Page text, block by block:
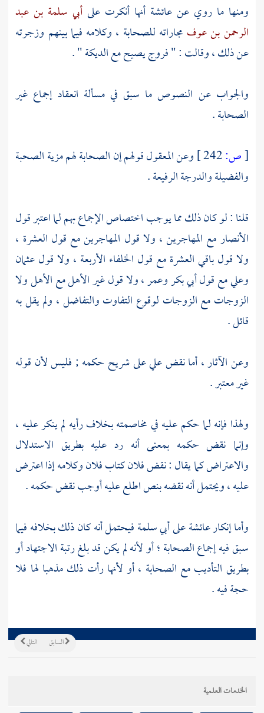
ومنها ما روي عنعائشة أنها أنكرت على أبي سلمة بن عبد
الرحمن بن عوف مجاراته للصحابة ، وكلامه فيما بينهم وزجرته
عن ذلك ، وقالت : " فروج يصيح مع الديكة " .
والجواب عن النصوص ما سبق في مسألة انعقاد إجماع غير
الصحابة .
[ص:
وعن المعقول قولهم إن الصحابة لهم مزية الصحبة
والفضيلة والدرجة الرفيعة .
قلنا : لو كان ذلك مما يوجب اختصاص الإجماع بهم لما اعتبر قول
الأنصار مع المهاجرين ، ولا قول المهاجرين مع قول العشرة ،
ولا قول باقي العشرة مع قول الخلفاء الأربعة ، ولا قولعثمان
وعليمع قولأبي بكروعمر، ولا قول غير الأهل مع الأهل ولا
الزوجات مع الزوجات لوقوع التفاوت والتفاضل ، ولم يقل به
قائل .
وعن الآثار ، أما نقضعليعلىشريح حكمه ; فليس لأن قوله
غير معتبر .
ولهذا فإنه لما حكم عليه في مخاصمته بخلاف رأيه لم ينكر عليه ،
وإنما نقض حكمه بمعنى أنه رد عليه بطريق الاستدلال
والاعتراض كما يقال : نقض فلان كتاب فلان وكلامه إذا اعترض
عليه ، ويحتمل أنه نقضه بنص اطلع عليه أوجب نقض حكمه .
وأما إنكارعائشةعلىأبي سلمةفيحتمل أنه كان ذلك بخلافه فيما
سبق فيه إجماع الصحابة ؛ أو لأنه لم يكن قد بلغ رتبة الاجتهاد أو
بطريق التأديب مع الصحابة ، أو لأنها رأت ذلك مذهبا لها فلا
حجة فيه .
التالي السابق
الخدمات العلمية